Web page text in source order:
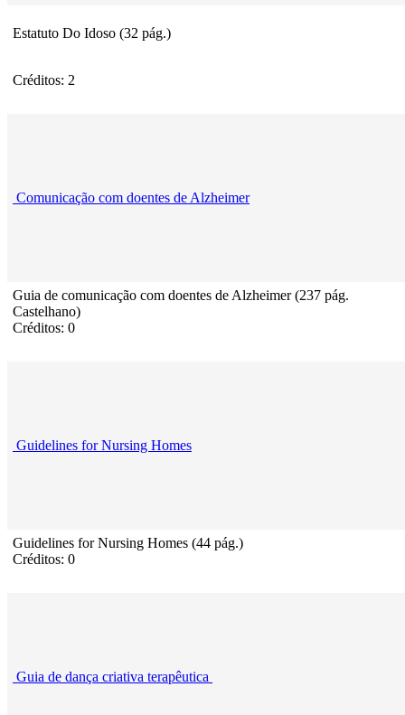
Estatuto Do Idoso (32 pág.)
Créditos: 2
Comunicação com doentes de Alzheimer
Guia de comunicação com doentes de Alzheimer (237 pág.
Castelhano)
Créditos: 0
Guidelines for Nursing Homes
Guidelines for Nursing Homes (44 pág.)
Créditos: 0
Guia de dança criativa terapêutica